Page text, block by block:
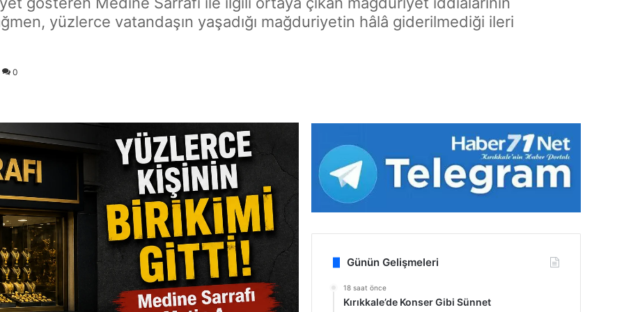
yüzlerce vatandaşın yaşadığı mağduriyetin hâlâ giderilmediği ileri
0
Günün Gelişmeleri
18 saat önce
Kırıkkale’de Konser Gibi Sünnet